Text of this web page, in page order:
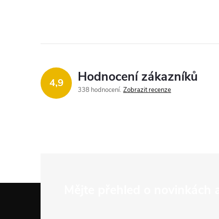
4,9 Hodnocení zákazníků
338 hodnocení Zobrazit recenze